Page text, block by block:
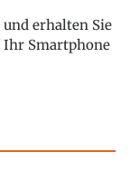
erhalten Sie
Ihr Smartphone